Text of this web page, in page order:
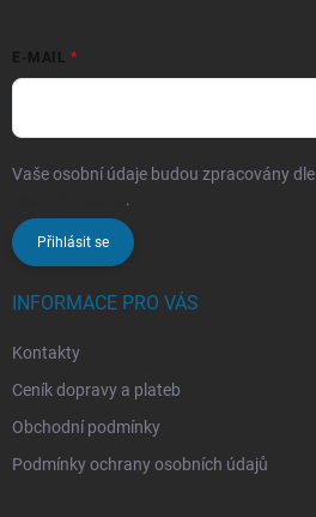
E-MAIL
Vaše osobní údaje budou zpracovány dle
.
Přihlásit se
INFORMACE PRO VÁS
Kontakty
Ceník dopravy a plateb
Obchodní podmínky
Podmínky ochrany osobních údajů